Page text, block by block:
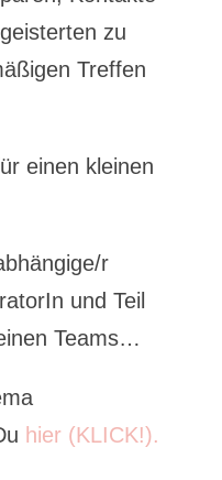
zu
Treffen
einen kleinen
r
und Teil
Teams…
hier (KLICK!).